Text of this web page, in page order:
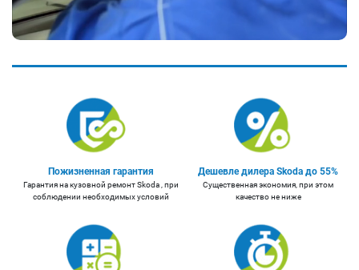
Пожизненная гарантия
Гарантия на кузовной ремонт Skoda , при
соблюдении необходимых условий
Дешевле дилера Skoda до 55%
Существенная экономия, при этом
качество не ниже